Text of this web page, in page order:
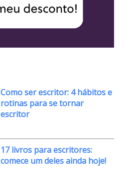
Como ser escritor: 4 hábitos e
rotinas para se tornar
escritor
17 livros para escritores:
comece um deles ainda hoje!